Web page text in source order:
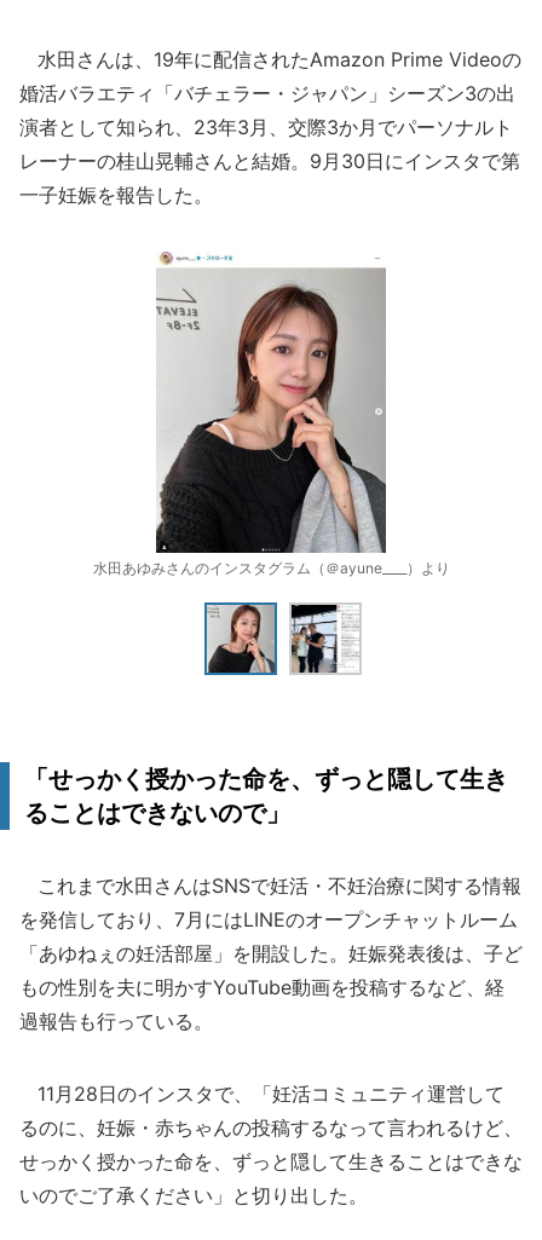
水田さんは、19年に配信されたAmazon Prime Videoの
婚活バラエティ「バチェラー・ジャパン」シーズン3の出
演者として知られ、23年3月、交際3か月でパーソナルト
レーナーの桂山晃輔さんと結婚。9月30日にインスタで第
一子妊娠を報告した。
水田あゆみさんのインスタグラム（＠ayune____）より
「せっかく授かった命を、ずっと隠して生き
ることはできないので」
これまで水田さんはSNSで妊活・不妊治療に関する情報
を発信しており、7月にはLINEのオープンチャットルーム
「あゆねぇの妊活部屋」を開設した。妊娠発表後は、子ど
もの性別を夫に明かすYouTube動画を投稿するなど、経
過報告も行っている。
11月28日のインスタで、「妊活コミュニティ運営して
るのに、妊娠・赤ちゃんの投稿するなって言われるけど、
せっかく授かった命を、ずっと隠して生きることはできな
いのでご了承ください」と切り出した。